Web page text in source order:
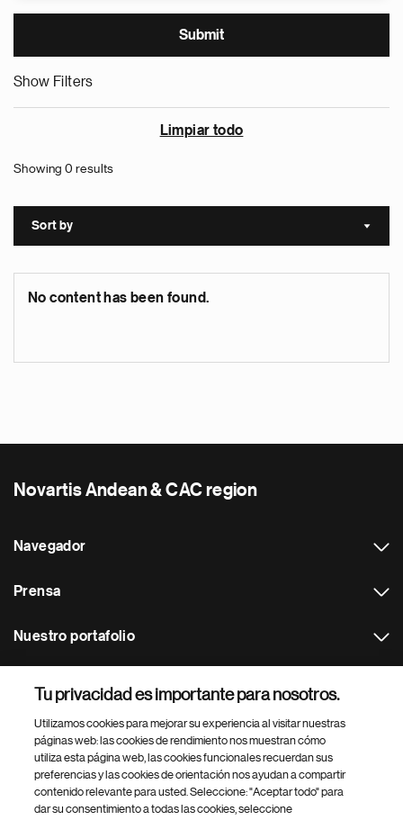
Show Filters
Limpiar todo
Showing 0 results
Sort by Sort
No content has been found.
Novartis Andean & CAC region
Navegador
Prensa
Nuestro portafolio
Footer Site Search
Tu privacidad es importante para nosotros.
Utilizamos cookies para mejorar su experiencia al visitar nuestras
páginas web: las cookies de rendimiento nos muestran cómo
utiliza esta página web, las cookies funcionales recuerdan sus
preferencias y las cookies de orientación nos ayudan a compartir
contenido relevante para usted. Seleccione: "Aceptar todo" para
dar su consentimiento a todas las cookies, seleccione